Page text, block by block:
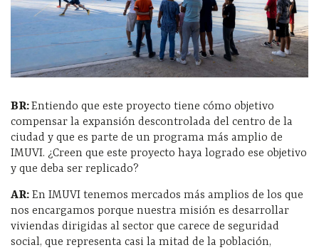
BR:Entiendo que este proyecto tiene cómo objetivo
compensar la expansión descontrolada del centro de la
ciudad y que es parte de un programa más amplio de
IMUVI. ¿Creen que este proyecto haya logrado ese objetivo
y que deba ser replicado?
AR: En IMUVI tenemos mercados más amplios de los que
nos encargamos porque nuestra misión es desarrollar
viviendas dirigidas al sector que carece de seguridad
social, que representa casi la mitad de la población,